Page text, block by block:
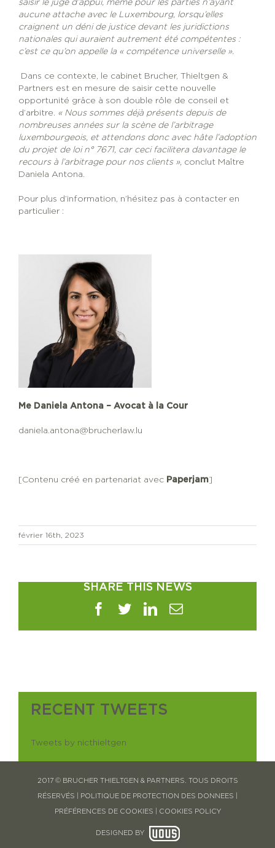
saisir le juge d’appui, même pour les parties n’ayant
aucune attache avec le Luxembourg, lorsqu’elles
craignent un déni de justice devant les juridictions
nationales qui auraient autrement été compétentes :
c’est ce qu’on appelle la « compétence universelle ».
Dans ce contexte, le cabinet Brucher, Thieltgen &
Partners est en mesure de saisir cette nouvelle
opportunité grâce à son double rôle de conseil et
d’arbitre. « Nous sommes déjà présents depuis de
nombreuses années sur la scène de l’arbitrage
luxembourgeois, et attendons donc avec hâte l’adoption
du projet de loi n° 7671, car ceci facilitera davantage le
recours à l’arbitrage pour nos clients », conclut Maître
Daniela Antona.
Pour plus d’information, n’hésitez pas à contacter en
particulier :
Me Daniela Antona – Avocat à la Cour
daniela.antona@brucherlaw.lu
[Contenu créé en partenariat avec Paperjam]
février 16th, 2023
SHARE THIS NEWS
Facebook
TwitterLinkedIn
Email
RECENT TWEETS
Tweets by nicthieltgen
2017 © BRUCHER THIELTGEN & PARTNERS. TOUS DROITS
RÉSERVÉS | POLITIQUE DE PROTECTION DES DONNEES
PRÉFÉRENCES DE COOKIES COOKIES POLICY
DESIGNED BY